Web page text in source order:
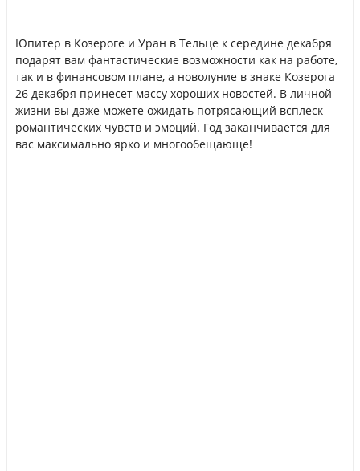
Юпитер в Козероге и Уран в Тельце к середине декабря
подарят вам фантастические возможности как на работе,
так и в финансовом плане, а новолуние в знаке Козерога
26 декабря принесет массу хороших новостей. В личной
жизни вы даже можете ожидать потрясающий всплеск
романтических чувств и эмоций. Год заканчивается для
вас максимально ярко и многообещающе!